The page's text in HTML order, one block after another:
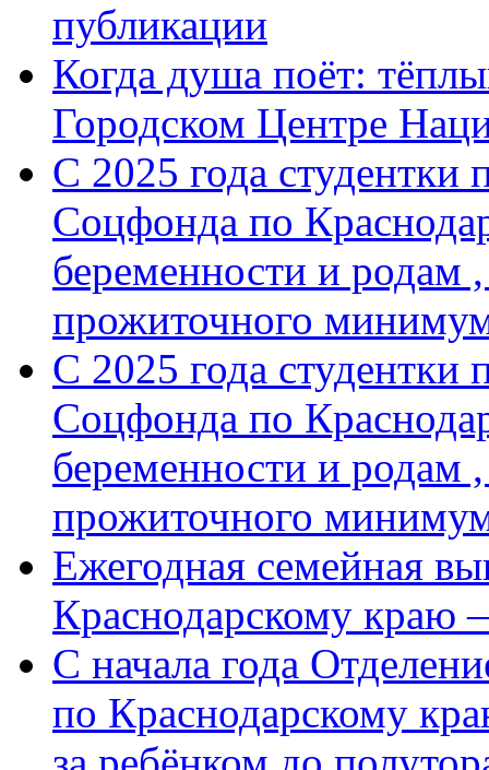
публикации
Когда душа поёт:
Городском Центре
С 2025 года студентки
Соцфонда по
беременности и родам
прожиточного
С 2025 года студентки
Соцфонда по
беременности и родам
прожиточного
Ежегодная семейная
Краснодарскому краю
С начала года
по Краснодарскому